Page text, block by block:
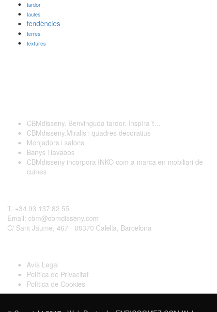
tardor
taules
tendències
terres
textures
CBMdisseny. Benvinguda tardor. Inspíra´t…
CBMdisseny.Miralls i quadres decoratius
Menjadors i salons
Banys i lavabos
CBMdisseny incorpora INKO com a marca en mobiliari de
cuines
T. +34 93 137 82 55
Email: cbm@cbmdisseny.com
C/ Sant Jaume, 467 - 08370 Calella, Barcelona
Avís Legal
Política de Privacitat
Política de Cookies